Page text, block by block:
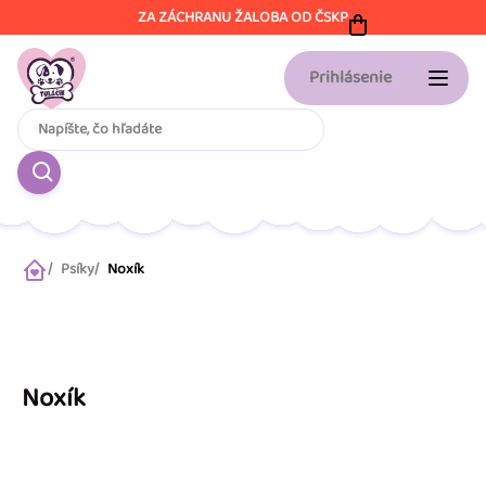
na
obsah
ZA ZÁCHRANU ŽALOBA OD ČSKP
Prihlásenie
DomovPsíky Noxík
Noxík